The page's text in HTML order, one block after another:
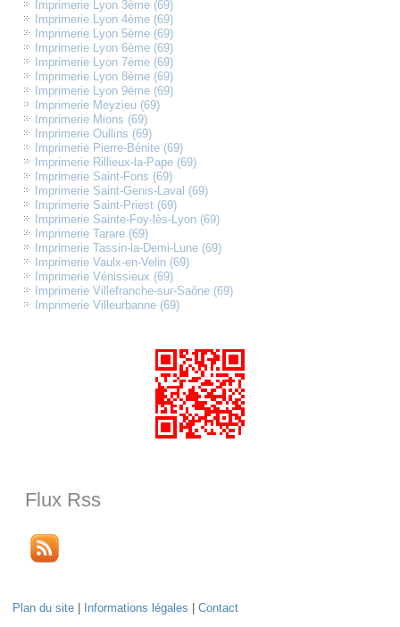
Imprimerie Lyon 3ème (69)
Imprimerie Lyon 4ème (69)
Imprimerie Lyon 5ème (69)
Imprimerie Lyon 6ème (69)
Imprimerie Lyon 7ème (69)
Imprimerie Lyon 8ème (69)
Imprimerie Lyon 9ème (69)
Imprimerie Meyzieu (69)
Imprimerie Mions (69)
Imprimerie Oullins (69)
Imprimerie Pierre-Bénite (69)
Imprimerie Rillieux-la-Pape (69)
Imprimerie Saint-Fons (69)
Imprimerie Saint-Genis-Laval (69)
Imprimerie Saint-Priest (69)
Imprimerie Sainte-Foy-lès-Lyon (69)
Imprimerie Tarare (69)
Imprimerie Tassin-la-Demi-Lune (69)
Imprimerie Vaulx-en-Velin (69)
Imprimerie Vénissieux (69)
Imprimerie Villefranche-sur-Saône (69)
Imprimerie Villeurbanne (69)
Flux Rss
Plan du site Informations légales |Contact